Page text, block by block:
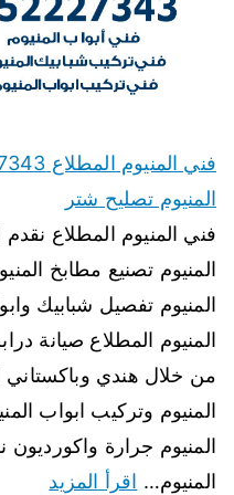
المنيوم تصليح شتر
فني المنيوم المطلاع
المنيوم تصنيع مطابخ
المنيوم تفصيل شبابيك
المنيوم المطلاع صيانة
من خلال هندي
المنيوم وتركيب ابواب
المنيوم جرارة
المنيوم… اقرأ المزيد